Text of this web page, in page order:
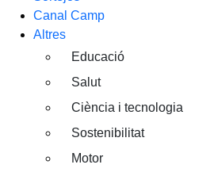
Canal Camp
Altres
Educació
Salut
Ciència i tecnologia
Sostenibilitat
Motor